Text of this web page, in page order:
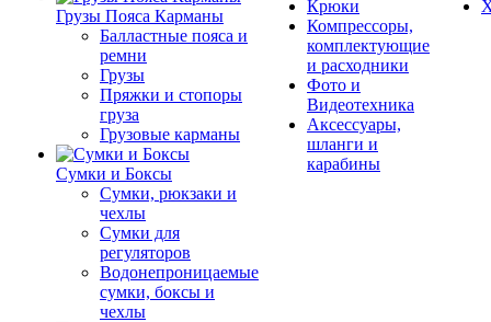
Грузы Пояса Карманы
Балластные пояса и
ремни
Грузы
Пряжки и стопоры
груза
Грузовые карманы
Сумки и Боксы
Сумки, рюкзаки и
чехлы
Сумки для
регуляторов
Водонепроницаемые
сумки, боксы и
чехлы
Крюки
Компрессоры,
комплектующие
и расходники
Фото и
Видеотехника
Аксессуары,
шланги и
карабины